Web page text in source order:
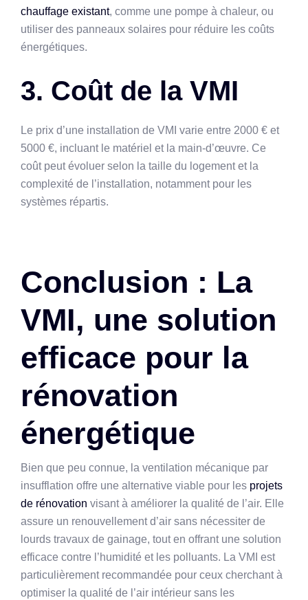
chauffage existant, comme une pompe à chaleur, ou
utiliser des panneaux solaires pour réduire les coûts
énergétiques.
3. Coût de la VMI
Le prix d’une installation de VMI varie entre 2000 € et
5000 €, incluant le matériel et la main-d’œuvre. Ce
coût peut évoluer selon la taille du logement et la
complexité de l’installation, notamment pour les
systèmes répartis.
Conclusion : La
VMI, une solution
efficace pour la
rénovation
énergétique
Bien que peu connue, la ventilation mécanique par
insufflation offre une alternative viable pour les projets
de rénovation visant à améliorer la qualité de l’air. Elle
assure un renouvellement d’air sans nécessiter de
lourds travaux de gainage, tout en offrant une solution
efficace contre l’humidité et les polluants. La VMI est
particulièrement recommandée pour ceux cherchant à
optimiser la qualité de l’air intérieur sans les